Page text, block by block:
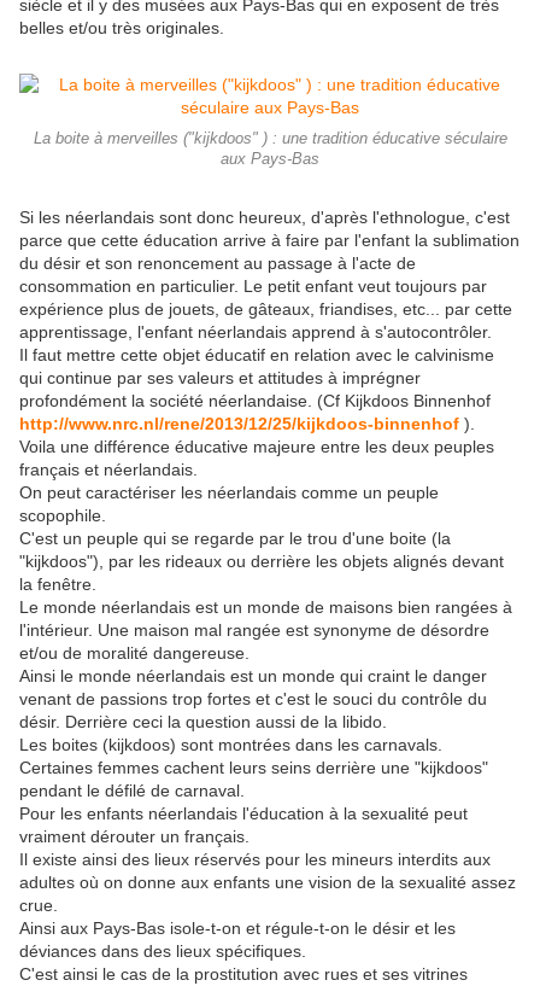
siècle et il y des musées aux Pays-Bas qui en exposent de très
belles et/ou très originales.
La boite à merveilles ("kijkdoos" ) : une tradition éducative séculaire
aux Pays-Bas
Si les néerlandais sont donc heureux, d'après l'ethnologue, c'est
parce que cette éducation arrive à faire par l'enfant la sublimation
du désir et son renoncement au passage à l'acte de
consommation en particulier. Le petit enfant veut toujours par
expérience plus de jouets, de gâteaux, friandises, etc... par cette
apprentissage, l'enfant néerlandais apprend à s'autocontrôler.
Il faut mettre cette objet éducatif en relation avec le calvinisme
qui continue par ses valeurs et attitudes à imprégner
profondément la société néerlandaise. (Cf Kijkdoos Binnenhof
http://www.nrc.nl/rene/2013/12/25/kijkdoos-binnenhof ).
Voila une différence éducative majeure entre les deux peuples
français et néerlandais.
On peut caractériser les néerlandais comme un peuple
scopophile.
C'est un peuple qui se regarde par le trou d'une boite (la
"kijkdoos"), par les rideaux ou derrière les objets alignés devant
la fenêtre.
Le monde néerlandais est un monde de maisons bien rangées à
l'intérieur. Une maison mal rangée est synonyme de désordre
et/ou de moralité dangereuse.
Ainsi le monde néerlandais est un monde qui craint le danger
venant de passions trop fortes et c'est le souci du contrôle du
désir. Derrière ceci la question aussi de la libido.
Les boites (kijkdoos) sont montrées dans les carnavals.
Certaines femmes cachent leurs seins derrière une "kijkdoos"
pendant le défilé de carnaval.
Pour les enfants néerlandais l'éducation à la sexualité peut
vraiment dérouter un français.
Il existe ainsi des lieux réservés pour les mineurs interdits aux
adultes où on donne aux enfants une vision de la sexualité assez
crue.
Ainsi aux Pays-Bas isole-t-on et régule-t-on le désir et les
déviances dans des lieux spécifiques.
C'est ainsi le cas de la prostitution avec rues et ses vitrines